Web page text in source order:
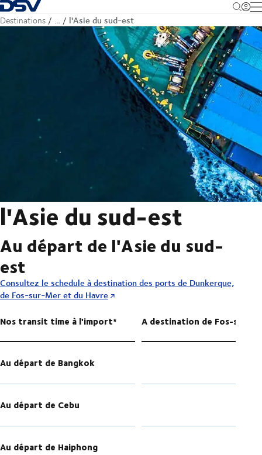
Retour à la page d'accueil
Destinations … l'Asie du sud-est
l'Asie du sud-est
Au départ de l'Asie du sud-
est
Consultez le schedule à destination des ports de Dunkerque,
de Fos-sur-Mer et du Havre
Nos transit time à l'import* A destination de Fos-sur-
Au départ de Bangkok
Au départ de Cebu
Au départ de Haiphong